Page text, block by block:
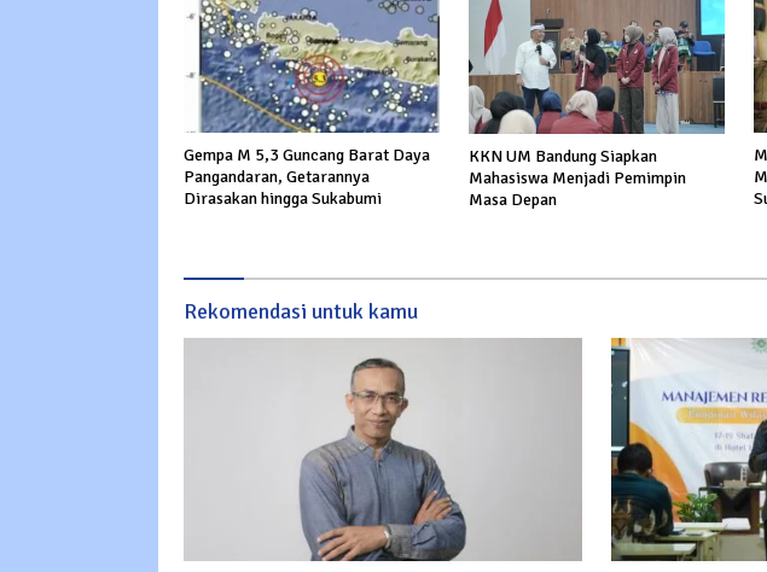
Gempa M 5,3 Guncang Barat Daya
Pangandaran, Getarannya
Dirasakan hingga Sukabumi
KKN UM Bandung Siapkan
Mahasiswa Menjadi Pemimpin
Masa Depan
Rekomendasi untuk kamu